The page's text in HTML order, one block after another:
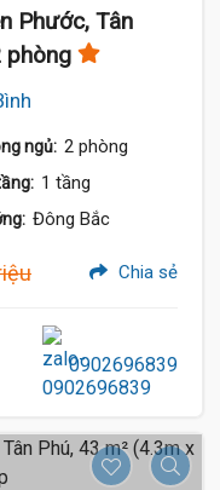
Phước, Tân
phòng
ngủ: 2 phòng
1 tầng
Đông Bắc
Chia sẻ
0902696839